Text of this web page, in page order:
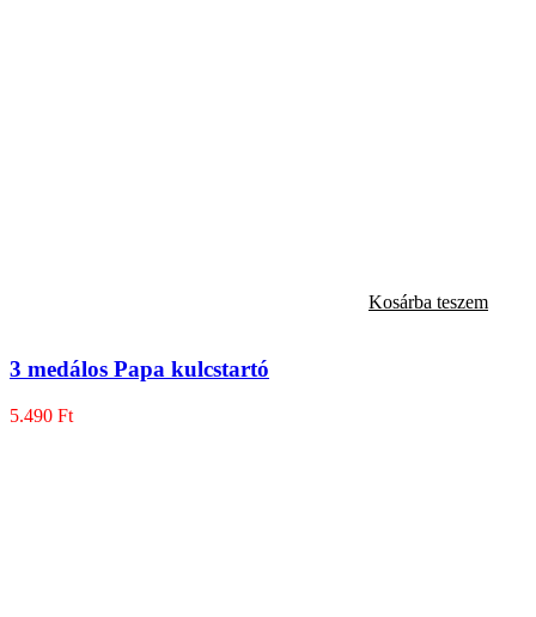
Kosárba teszem
3 medálos Papa kulcstartó
5.490 Ft